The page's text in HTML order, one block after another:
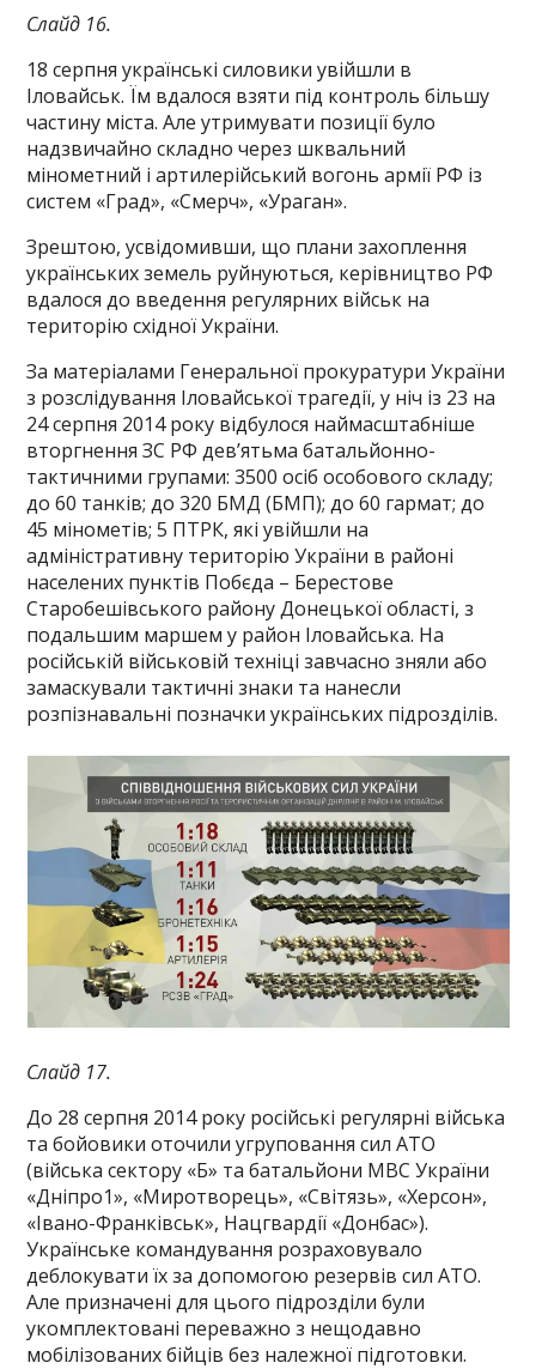
Слайд 16.
18 серпня українські силовики увійшли в
Іловайськ. Їм вдалося взяти під контроль більшу
частину міста. Але утримувати позиції було
надзвичайно складно через шквальний
мінометний і артилерійський вогонь армії РФ із
систем «Град», «Смерч», «Ураган».
Зрештою, усвідомивши, що плани захоплення
українських земель руйнуються, керівництво РФ
вдалося до введення регулярних військ на
територію східної України.
За матеріалами Генеральної прокуратури України
з розслідування Іловайської трагедії, у ніч із 23 на
24 серпня 2014 року відбулося наймасштабніше
вторгнення ЗС РФ дев’ятьма батальйонно-
тактичними групами: 3500 осіб особового складу;
до 60 танків; до 320 БМД (БМП); до 60 гармат; до
45 мінометів; 5 ПТРК, які увійшли на
адміністративну територію України в районі
населених пунктів Побєда – Берестове
Старобешівського району Донецької області, з
подальшим маршем у район Іловайська. На
російській військовій техніці завчасно зняли або
замаскували тактичні знаки та нанесли
розпізнавальні позначки українських підрозділів.
Слайд 17.
До 28 серпня 2014 року російські регулярні війська
та бойовики оточили угруповання сил АТО
(війська сектору «Б» та батальйони МВС України
«Дніпро1», «Миротворець», «Світязь», «Херсон»,
«Івано-Франківськ», Нацгвардії «Донбас»).
Українське командування розраховувало
деблокувати їх за допомогою резервів сил АТО.
Але призначені для цього підрозділи були
укомплектовані переважно з нещодавно
мобілізованих бійців без належної підготовки.